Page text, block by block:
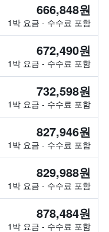
666,848원
1박 요금 - 수수료 포함
672,490원
1박 요금 - 수수료 포함
732,598원
1박 요금 - 수수료 포함
827,946원
1박 요금 - 수수료 포함
829,988원
1박 요금 - 수수료 포함
878,484원
1박 요금 - 수수료 포함